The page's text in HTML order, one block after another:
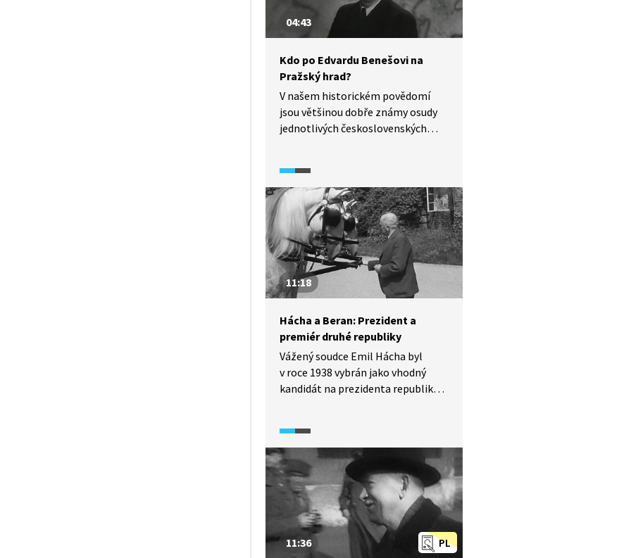
04:43
Kdo po Edvardu Benešovi na
Pražský hrad?
V našem historickém povědomí
jsou většinou dobře známy osudy
jednotlivých československých
se o prezidentský úřad sice
nakonec neucházeli, jejich jména
však patřila k často skloňovaným.
V roce 1938 mezi nimi byly velmi
výrazné osobnosti, např. Rudolf
Beran nebo Jan Antonín Baťa.
11:18
Hácha a Beran: Prezident a
premiér druhé republiky
Vážený soudce Emil Hácha byl
v roce 1938 vybrán jako vhodný
kandidát na prezidenta republiky
nakonec v ní vydržel až do hořkého
konce v roce 1945. Agrárník Rudolf
Beran se do premiérského úřadu
také příliš nehrnul. Premiérem byl
pouhé tři měsíce, za druhé světové
války byl vězněn gestapem
a po skončení války byl znovu
odsouzen, tentokrát
PL
11:36